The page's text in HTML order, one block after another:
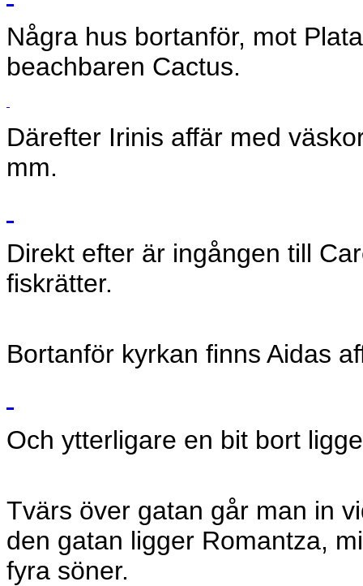
Några hus bortanför, mot
beachbaren Cactus.
Därefter Irinis affär med
mm.
Direkt efter är ingången till
fiskrätter.
Bortanför kyrkan finns Aidas
Och ytterligare en bit bort
Tvärs över gatan går man in
den gatan ligger Romantza,
fyra söner.